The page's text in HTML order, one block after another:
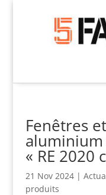
Fenêtres
« RE 2020
21 Nov 2024|
produits